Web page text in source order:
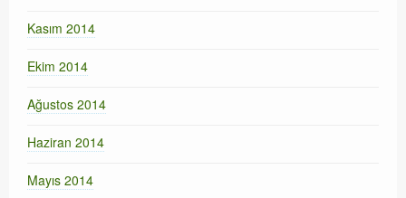
Kasım 2014
Ekim 2014
Ağustos 2014
Haziran 2014
Mayıs 2014